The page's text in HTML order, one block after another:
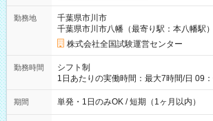
例】 ・河合塾模擬試験 8:30～17:30（休
×8時間＝日収10,400円＋交通費 ※当日の
円の場合あり ・国家試験 7:00～13:30（
円（役割手当＋100円）×6時間＝日収8,400円＋
間】試用期間なし
勤務地
千葉県市川市
千葉県市川市八幡（最寄り駅：本八幡駅）
株式会社全国試験運営センター
勤務時間
シフト制
1日あたりの実働時間：最大7時間/日 09
間は 試験により異なります。
期間 単発・1日のみOK / 短期（1ヶ月以内）